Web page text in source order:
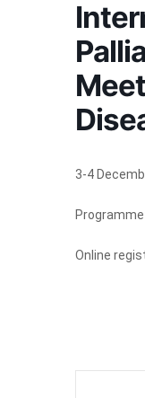
3-4
Programme
Online